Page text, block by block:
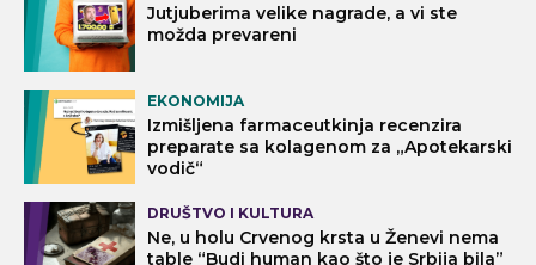
Jutjuberima velike nagrade, a vi ste
možda prevareni
EKONOMIJA
Izmišljena farmaceutkinja recenzira
preparate sa kolagenom za „Apotekarski
vodič“
DRUŠTVO I KULTURA
Ne, u holu Crvenog krsta u Ženevi nema
table “Budi human kao što je Srbija bila”